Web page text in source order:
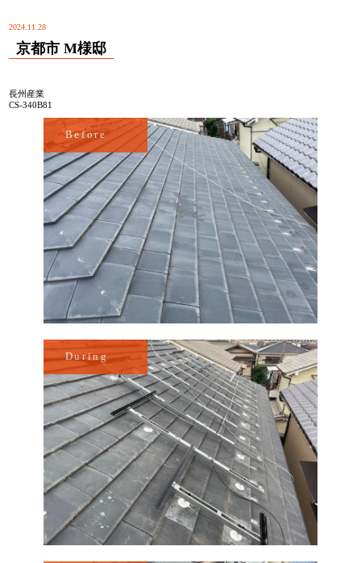
2024.11.28
京都市 M様邸
長州産業
CS-340B81